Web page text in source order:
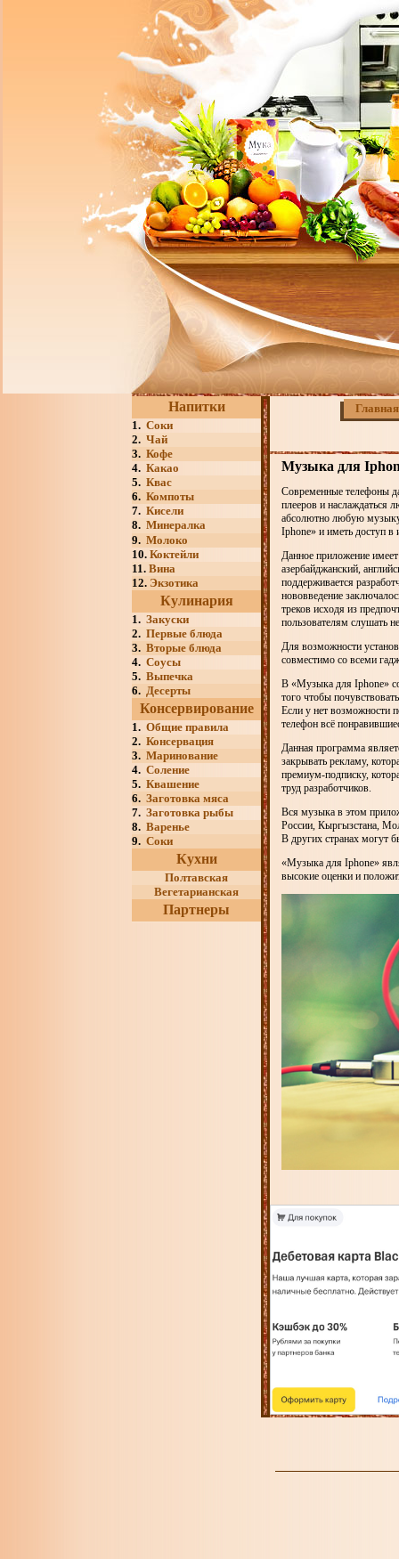
Напитки
1. Соки
2. Чай
3. Кофе
4. Какао
5. Квас
6. Компоты
7. Кисели
8. Минералка
9. Молоко
10. Коктейли
11. Вина
12. Экзотика
Кулинария
1. Закуски
2. Первые блюда
3. Вторые блюда
4. Соусы
5. Выпечка
6. Десерты
Консервирование
1. Общие правила
2. Консервация
3. Маринование
4. Соление
5. Квашение
6. Заготовка мяса
7. Заготовка рыбы
8. Варенье
9. Соки
Кухни
Полтавская
Вегетарианская
Партнеры
Главная
Музыка для
Современные телефоны
плееров и наслаждаться
абсолютно любую
Iphone» и иметь доступ в
Данное приложение
азербайджанский,
поддерживается
нововведение
треков исходя из
пользователям слушать
Для возможности
совместимо со всеми
В «Музыка для Iphone»
того чтобы
Если у нет возможности
телефон всё
Данная программа
закрывать рекламу,
премиум-подписку,
труд разработчиков.
Вся музыка в этом
России, Кыргызстана,
В других странах могут
«Музыка для Iphone»
высокие оценки и